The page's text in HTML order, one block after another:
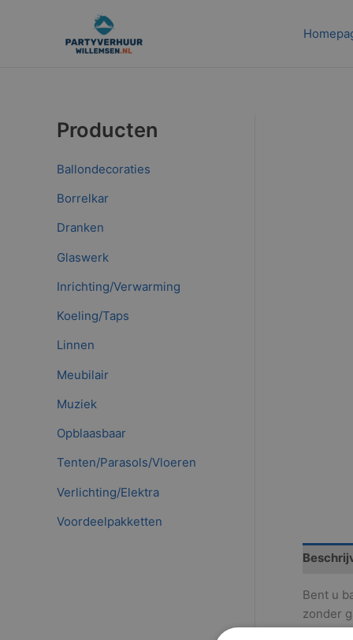
Producten
Ballondecoraties
Borrelkar
Dranken
Glaswerk
Inrichting/Verwarming
Koeling/Taps
Linnen
Meubilair
Muziek
Opblaasbaar
Tenten/Parasols/Vloeren
Verlichting/Elektra
Voordeelpakketten
Bent u
zonder